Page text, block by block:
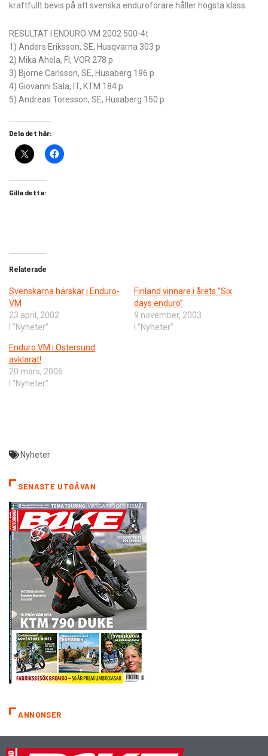
kraftfullt bevis på att svenska enduroförare håller högsta klass.
RESULTAT I ENDURO VM 2002 500-4t
1) Anders Eriksson, SE, Husqvarna 303 p
2) Mika Ahola, FI, VOR 278 p
3) Björne Carlsson, SE, Husaberg 196 p
4) Giovanni Sala, IT, KTM 184 p
5) Andreas Toresson, SE, Husaberg 150 p
Dela det här:
Gilla detta:
Relaterade
Svenskarna härskar i Enduro-
VM
23 april, 2002
I ”Nyheter”
Finland vinnare i årets ”Six
days enduro”
9 november, 2003
I ”Nyheter”
Enduro VM i Östersund
avklarat!
20 mars, 2006
I ”Nyheter”
Nyheter
SENASTE UTGÅVAN
ANNONSER